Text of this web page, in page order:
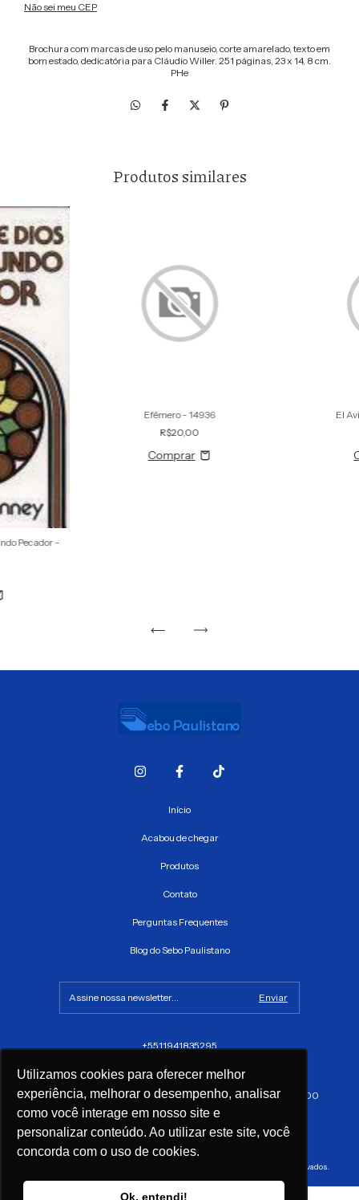
Utilizamos cookies para oferecer melhor
experiência, melhorar o desempenho, analisar
como você interage em nosso site e
personalizar conteúdo. Ao utilizar este site, você
concorda com o uso de cookies.
Ok, entendi!
Não sei meu CEP
Brochura com marcas de uso pelo manuseio, corte amarelado, texto em
bom estado, dedicatória para Cláudio Willer. 251 páginas, 23 x 14, 8 cm.
PHe
Produtos similares
Pecador -
Efêmero - 14936
R$20,00
El
Início
Acabou de chegar
Produtos
Contato
Perguntas Frequentes
Blog do Sebo Paulistano
+5511941835295
sac@sebopaulistano.com.br
Av. São João, 1317 - Santa Ifigênia, São Paulo - SP, CEP 01035-100
Copyright Sebo Paulistano - 22315053000134 - 2026. Todos os direitos reservados.